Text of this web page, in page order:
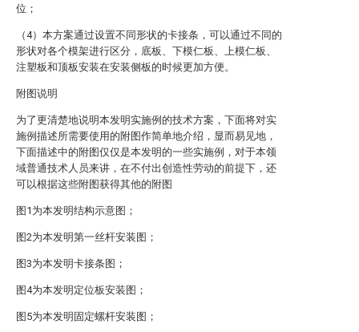
位；
（4）本方案通过设置不同形状的卡接条，可以通过不同的
形状对各个模架进行区分，底板、下模仁板、上模仁板、
注塑板和顶板安装在安装侧板的时候更加方便。
附图说明
为了更清楚地说明本发明实施例的技术方案，下面将对实
施例描述所需要使用的附图作简单地介绍，显而易见地，
下面描述中的附图仅仅是本发明的一些实施例，对于本领
域普通技术人员来讲，在不付出创造性劳动的前提下，还
可以根据这些附图获得其他的附图
图1为本发明结构示意图；
图2为本发明第一丝杆安装图；
图3为本发明卡接条图；
图4为本发明定位板安装图；
图5为本发明固定螺杆安装图；